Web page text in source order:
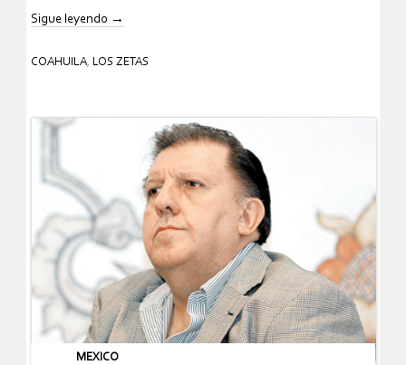
Sigue leyendo →
COAHUILA, LOS ZETAS
MEXICO